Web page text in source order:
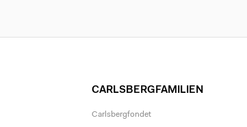
CARLSBERGFAMILIEN
Carlsbergfondet